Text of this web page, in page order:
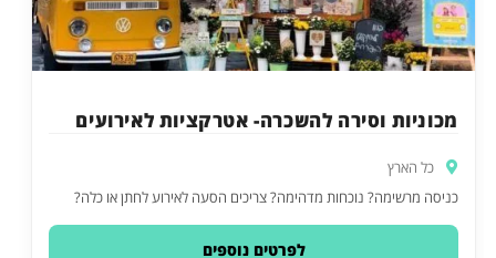
מכוניות וסירה להשכרה- אטרקציות לאירועים
כל הארץ
כניסה מרשימה? נוכחות מדהימה? צריכים הסעה לאירוע לחתן או כלה?
לפרטים נוספים